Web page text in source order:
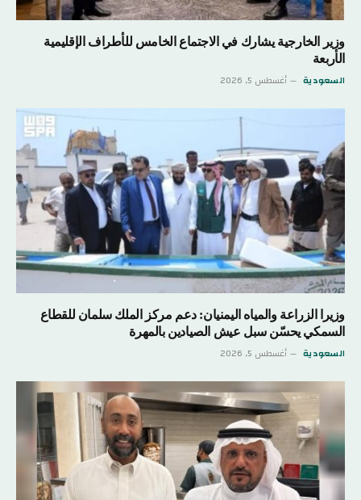
وزير الخارجية يشارك في الاجتماع الخامس للأطراف الإقليمية
الأربعة
السعودية أغسطس 5, 2026
وزيرا الزراعة والمياه اليمنيان: دعم مركز الملك سلمان للقطاع
السمكي يحسّن سبل عيش الصيادين بالمهرة
السعودية أغسطس 5, 2026